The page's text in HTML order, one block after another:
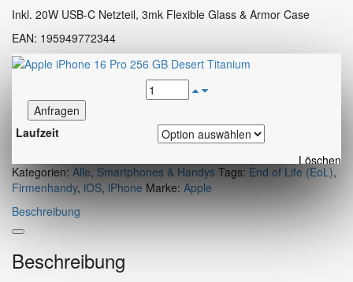
Mini
USB
Inkl. 20W USB-C Netzteil, 3mk Flexible Glass & Armor Case
EAN: 195949772344
Anfragen
Laufzeit
Löschen
Kategorien: Alle, Smartphones & Handys Tags: End of Life (EoL),
Firmenhandy, iOS, iPhone Marke: Apple
Beschreibung
Beschreibung